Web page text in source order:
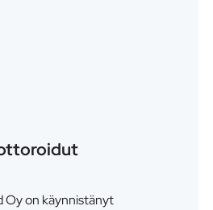
Oy on käynnistänyt